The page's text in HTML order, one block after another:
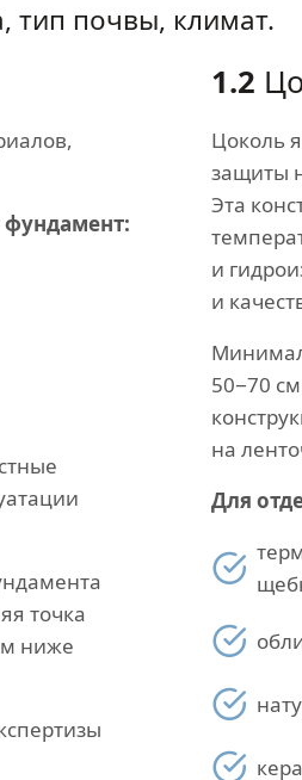
тип почвы, климат.
фундамент:
точка
ниже
1.2
Цоколь
защиты
Эта
и
и
50−70
на
Для